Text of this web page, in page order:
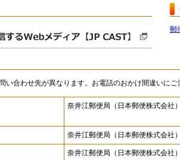
郵
合わせ先が異なります。お電話のおかけ間違いにご
奈井江郵便局 （日本郵便株式会社）
奈井江郵便局 （日本郵便株式会社）
奈井江郵便局 （日本郵便株式会社）